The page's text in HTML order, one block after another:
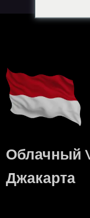
Облачный
Джакарта